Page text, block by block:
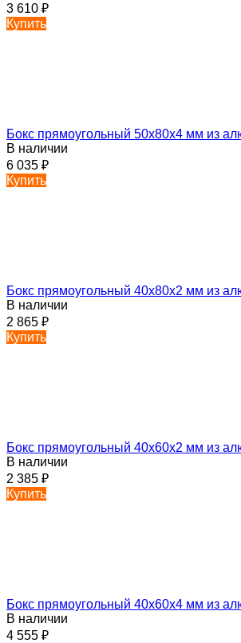
3 610 ₽
Купить
Бокс прямоугольный 50х80х4 мм из
В наличии
6 035 ₽
Купить
Бокс прямоугольный 40х80х2 мм из
В наличии
2 865 ₽
Купить
Бокс прямоугольный 40х60х2 мм из
В наличии
2 385 ₽
Купить
Бокс прямоугольный 40х60х4 мм из
В наличии
4 555 ₽